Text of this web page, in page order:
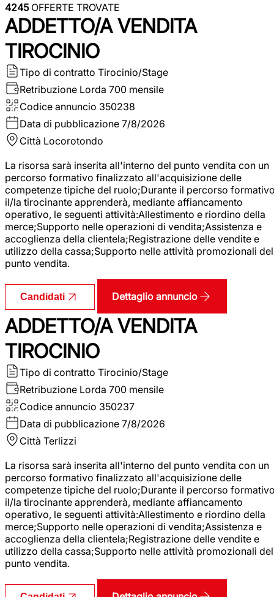
4245OFFERTE TROVATE
ADDETTO/A VENDITA
TIROCINIO
Tipo di contratto Tirocinio/Stage
Retribuzione Lorda 700 mensile
Codice annuncio 350238
Data di pubblicazione 7/8/2026
Città Locorotondo
La risorsa sarà inserita all'interno del punto vendita con un
percorso formativo finalizzato all'acquisizione delle
competenze tipiche del ruolo;Durante il percorso
il/la tirocinante apprenderà, mediante affiancamento
operativo, le seguenti attività:Allestimento e riordino della
merce;Supporto nelle operazioni di vendita;Assistenza e
accoglienza della clientela;Registrazione delle vendite e
utilizzo della cassa;Supporto nelle attività promozionali del
punto vendita.
Candidati Dettaglio annuncio
ADDETTO/A VENDITA
TIROCINIO
Tipo di contratto Tirocinio/Stage
Retribuzione Lorda 700 mensile
Codice annuncio 350237
Data di pubblicazione 7/8/2026
Città Terlizzi
La risorsa sarà inserita all'interno del punto vendita con un
percorso formativo finalizzato all'acquisizione delle
competenze tipiche del ruolo;Durante il percorso
il/la tirocinante apprenderà, mediante affiancamento
operativo, le seguenti attività:Allestimento e riordino della
merce;Supporto nelle operazioni di vendita;Assistenza e
accoglienza della clientela;Registrazione delle vendite e
utilizzo della cassa;Supporto nelle attività promozionali del
punto vendita.